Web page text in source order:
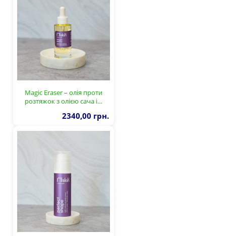
Magic Eraser – олія проти
розтяжок з олією сача і…
2340,00 грн.